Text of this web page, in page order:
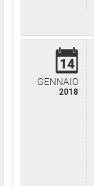
14
GENNAIO
2018